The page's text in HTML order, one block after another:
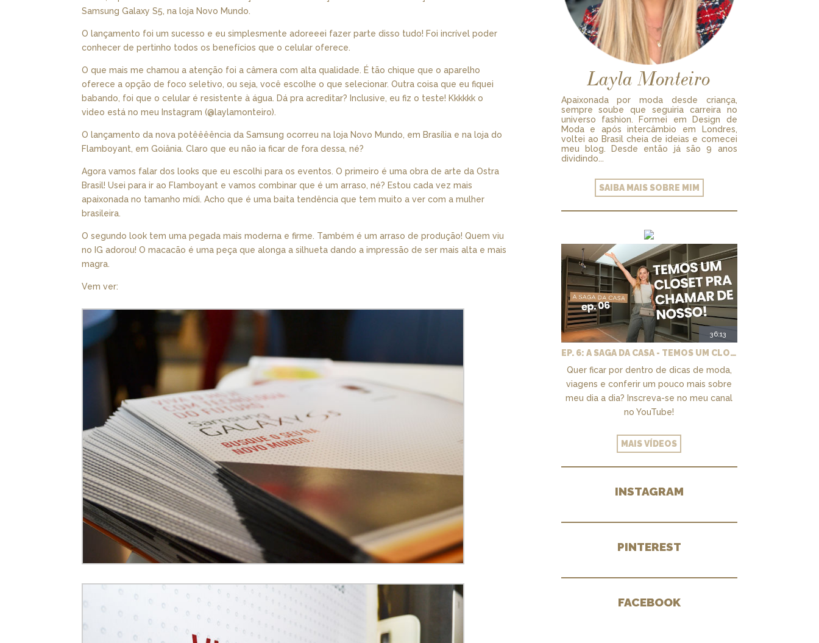
Samsung Galaxy S5, na loja Novo Mundo.
O lançamento foi um sucesso e eu simplesmente adoreeei fazer parte disso tudo! Foi incrível poder
conhecer de pertinho todos os benefícios que o celular oferece.
O que mais me chamou a atenção foi a câmera com alta qualidade. É tão chique que o aparelho
oferece a opção de foco seletivo, ou seja, você escolhe o que selecionar. Outra coisa que eu fiquei
babando, foi que o celular é resistente à água. Dá pra acreditar? Inclusive, eu fiz o teste! Kkkkkk o
video está no meu Instagram (@laylamonteiro).
O lançamento da nova potêêêência da Samsung ocorreu na loja Novo Mundo, em Brasília e na loja do
Flamboyant, em Goiânia. Claro que eu não ia ficar de fora dessa, né?
Agora vamos falar dos looks que eu escolhi para os eventos. O primeiro é uma obra de arte da Ostra
Brasil! Usei para ir ao Flamboyant e vamos combinar que é um arraso, né? Estou cada vez mais
apaixonada no tamanho mídi. Acho que é uma baita tendência que tem muito a ver com a mulher
brasileira.
O segundo look tem uma pegada mais moderna e firme. Também é um arraso de produção! Quem viu
no IG adorou! O macacão é uma peça que alonga a silhueta dando a impressão de ser mais alta e mais
magra.
Vem ver:
Layla Monteiro
Apaixonada por moda desde criança,
sempre soube que seguiria carreira no
universo fashion. Formei em Design de
Moda e após intercâmbio em Londres,
voltei ao Brasil cheia de ideias e comecei
meu blog. Desde então já são 9 anos
dividindo...
SAIBA MAIS SOBRE MIM
36:13
EP. 6: A SAGA DA CASA - TEMOS UM CLOSET PRA CHAMAR DE NOSSO + MARCENARIA E PAISAGISMO
Quer ficar por dentro de dicas de moda,
viagens e conferir um pouco mais sobre
meu dia a dia? Inscreva-se no meu canal
no YouTube!
MAIS VÍDEOS
INSTAGRAM
PINTEREST
FACEBOOK